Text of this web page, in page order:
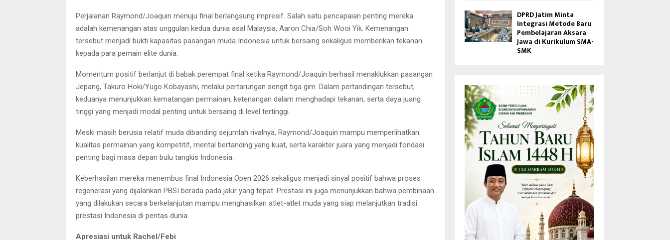
Perjalanan Raymond/Joaquin menuju final berlangsung impresif. Salah satu pencapaian penting mereka
adalah kemenangan atas unggulan kedua dunia asal Malaysia, Aaron Chia/Soh Wooi Yik. Kemenangan
tersebut menjadi bukti kapasitas pasangan muda Indonesia untuk bersaing sekaligus memberikan tekanan
kepada para pemain elite dunia.
Momentum positif berlanjut di babak perempat final ketika Raymond/Joaquin berhasil menaklukkan pasangan
Jepang, Takuro Hoki/Yugo Kobayashi, melalui pertarungan sengit tiga gim. Dalam pertandingan tersebut,
keduanya menunjukkan kematangan permainan, ketenangan dalam menghadapi tekanan, serta daya juang
tinggi yang menjadi modal penting untuk bersaing di level tertinggi.
Meski masih berusia relatif muda dibanding sejumlah rivalnya, Raymond/Joaquin mampu memperlihatkan
kualitas permainan yang kompetitif, mental bertanding yang kuat, serta karakter juara yang menjadi fondasi
penting bagi masa depan bulu tangkis Indonesia.
Keberhasilan mereka menembus final Indonesia Open 2026 sekaligus menjadi sinyal positif bahwa proses
regenerasi yang dijalankan PBSI berada pada jalur yang tepat. Prestasi ini juga menunjukkan bahwa pembinaan
yang dilakukan secara berkelanjutan mampu menghasilkan atlet-atlet muda yang siap melanjutkan tradisi
prestasi Indonesia di pentas dunia.
Apresiasi untuk Rachel/Febi
DPRD Jatim Minta
Integrasi Metode Baru
Pembelajaran Aksara
Jawa di Kurikulum SMA-
SMK